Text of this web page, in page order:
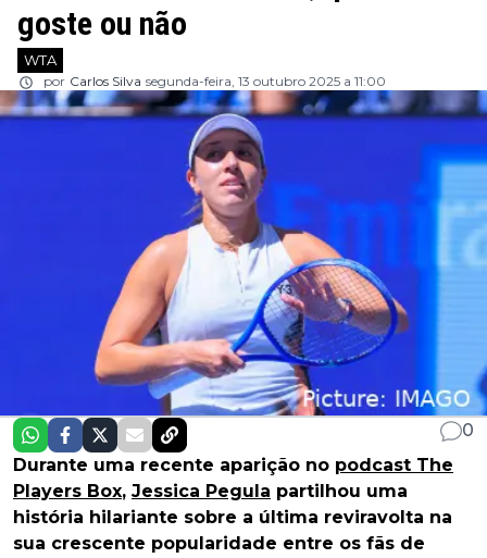
goste ou não
WTA
por Carlos Silva segunda-feira, 13 outubro 2025 a 11:00
0
Durante uma recente aparição no podcast The
Players Box, Jessica Pegula partilhou uma
história hilariante sobre a última reviravolta na
sua crescente popularidade entre os fãs de